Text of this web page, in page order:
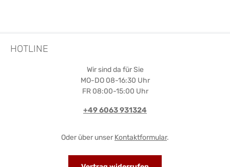
HOTLINE
Wir sind da für Sie
MO-DO 08-16:30 Uhr
FR 08:00-15:00 Uhr
+49 6063 931324
Oder über unser Kontaktformular.